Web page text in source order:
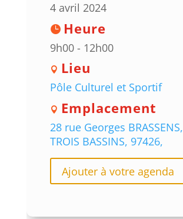
4 avril 2024
Heure
9h00 - 12h00
Lieu
Pôle Culturel et Sportif
Emplacement
28 rue Georges BRASSENS,
TROIS BASSINS, 97426,
Ajouter à votre agenda